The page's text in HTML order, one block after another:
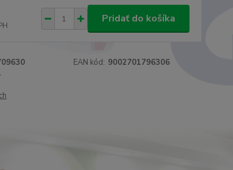
Pridať do košíka
EAN kód: 9002701796306